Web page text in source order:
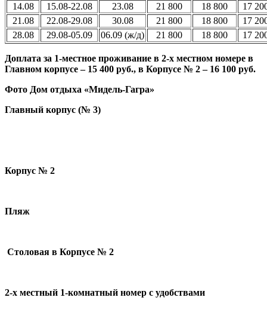
14.08
15.08-22.08 23.08 21 800 18 800
17
21.08
22.08-29.08 30.08 21 800 18 800
17
28.08
29.08-05.09 06.09 (ж/д) 21 800 18 800 17
Доплата за 1-местное проживание в 2-х местном номере в
Главном корпусе – 15 400 руб., в Корпусе № 2 – 16 100 руб.
Фото Дом отдыха «Мидель-Гагра»
Главный корпус (№ 3)
Корпус № 2
Пляж
Столовая в Корпусе № 2
2-х местный 1-комнатный номер с удобствами